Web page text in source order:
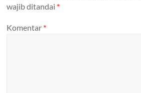
wajib ditandai *
Komentar *